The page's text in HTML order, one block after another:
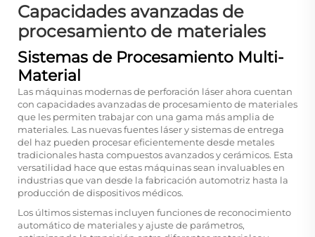
Capacidades avanzadas de
procesamiento de materiales
Sistemas de Procesamiento Multi-
Material
Las máquinas modernas de perforación láser ahora cuentan
con capacidades avanzadas de procesamiento de materiales
que les permiten trabajar con una gama más amplia de
materiales. Las nuevas fuentes láser y sistemas de entrega
del haz pueden procesar eficientemente desde metales
tradicionales hasta compuestos avanzados y cerámicos. Esta
versatilidad hace que estas máquinas sean invaluables en
industrias que van desde la fabricación automotriz hasta la
producción de dispositivos médicos.
Los últimos sistemas incluyen funciones de reconocimiento
automático de materiales y ajuste de parámetros,